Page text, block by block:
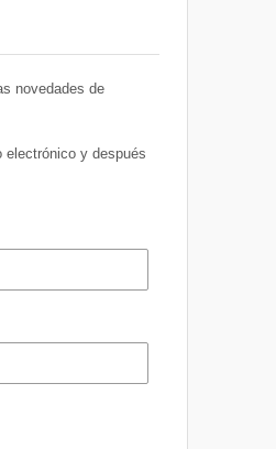
novedades de
electrónico y después